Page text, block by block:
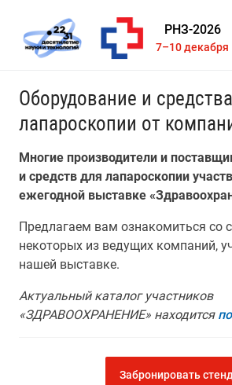
РНЗ-2026
7–10 декабря
Оборудование и
лапароскопии от
Многие производители и
и средств для лапароскопии
ежегодной выставке
Предлагаем вам ознакомиться со
некоторых из ведущих компаний,
нашей выставке.
Актуальный каталог участников
«ЗДРАВООХРАНЕНИЕ» находится
Забронировать